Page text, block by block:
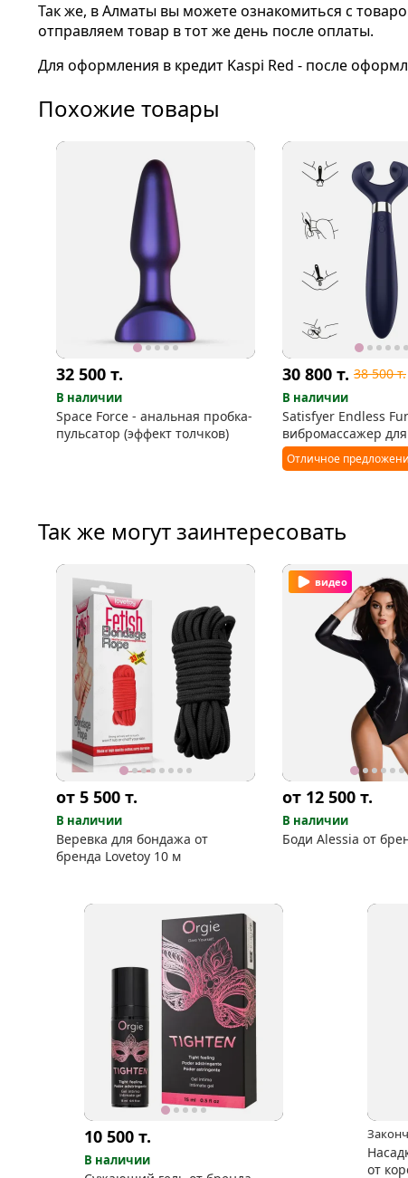
Так же, в Алматы вы можете ознакомиться с
отправляем товар в тот же день после оплаты.
Для оформления в кредит Kaspi Red - после
Похожие товары
32 500 т.
В наличии
Space Force - анальная пробка-
пульсатор (эффект толчков)
30 800 т. 38 500т.
В наличии
Satisfyer Endless
вибромассажер
игр в паре
Отличное
Так же могут заинтересовать
от 5 500 т.
В наличии
Веревка для бондажа от
бренда Lovetoy 10 м
видео
от 12 500 т.
В наличии
Боди Alessia от
10 500т.
В наличии
от